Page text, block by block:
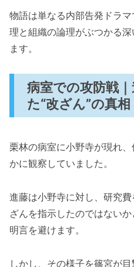
物語は単なる内部告発ドラ
理と組織の論理がぶつかる
ます。
病室での攻防戦
た“改ざん”の真相
栗林の病室に小野寺が現れ
かに観察していました。
進藤は小野寺に対し、研究
ざんを指示したのではない
明言を避けます。
しかし、その様子を篠宮が